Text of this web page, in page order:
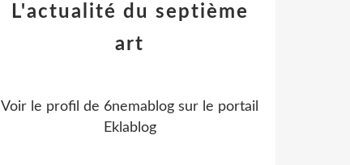
L'actualité du septième
art
Voir le profil de 6nemablog sur le portail
Eklablog